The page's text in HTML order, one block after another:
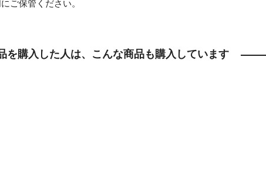
ご保管ください。
を購入した人は、こんな商品も購入しています